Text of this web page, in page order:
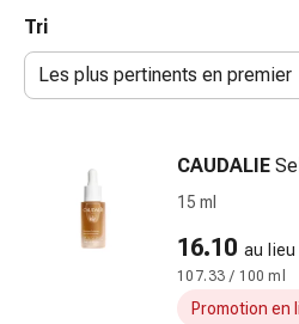
Douche
nasale
et
blessure
de
Tri
Les plus pertinents en premier
CAUDALIE
15 ml
16.10 au lieu
107.33 / 100 ml
Promotion en